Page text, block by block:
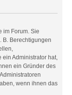
im Forum. Sie
B. Berechtigungen
ein Administrator hat,
ein Gründer des
wenn ihnen das